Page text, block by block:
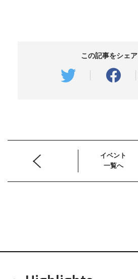
この記事をシェア
イベント
一覧へ